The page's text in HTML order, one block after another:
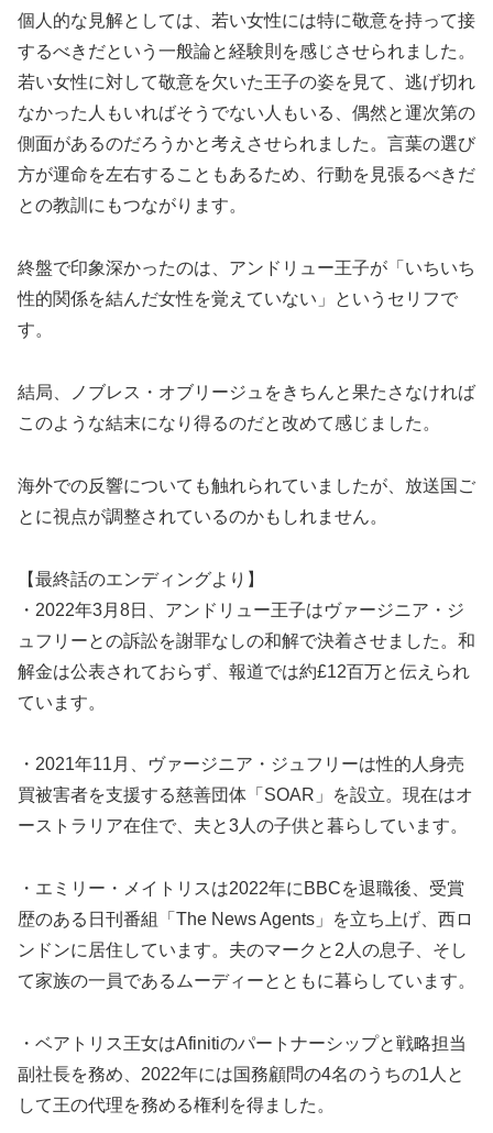
個人的な見解としては、若い女性には特に敬意を持って接
するべきだという一般論と経験則を感じさせられました。
若い女性に対して敬意を欠いた王子の姿を見て、逃げ切れ
なかった人もいればそうでない人もいる、偶然と運次第の
側面があるのだろうかと考えさせられました。言葉の選び
方が運命を左右することもあるため、行動を見張るべきだ
との教訓にもつながります。
終盤で印象深かったのは、アンドリュー王子が「いちいち
性的関係を結んだ女性を覚えていない」というセリフで
す。
結局、ノブレス・オブリージュをきちんと果たさなければ
このような結末になり得るのだと改めて感じました。
海外での反響についても触れられていましたが、放送国ご
とに視点が調整されているのかもしれません。
【最終話のエンディングより】
・2022年3月8日、アンドリュー王子はヴァージニア・ジ
ュフリーとの訴訟を謝罪なしの和解で決着させました。和
解金は公表されておらず、報道では約£12百万と伝えられ
ています。
・2021年11月、ヴァージニア・ジュフリーは性的人身売
買被害者を支援する慈善団体「SOAR」を設立。現在はオ
ーストラリア在住で、夫と3人の子供と暮らしています。
・エミリー・メイトリスは2022年にBBCを退職後、受賞
歴のある日刊番組「The News Agents」を立ち上げ、西ロ
ンドンに居住しています。夫のマークと2人の息子、そし
て家族の一員であるムーディーとともに暮らしています。
・ベアトリス王女はAfinitiのパートナーシップと戦略担当
副社長を務め、2022年には国務顧問の4名のうちの1人と
して王の代理を務める権利を得ました。